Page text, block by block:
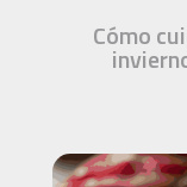
Cómo